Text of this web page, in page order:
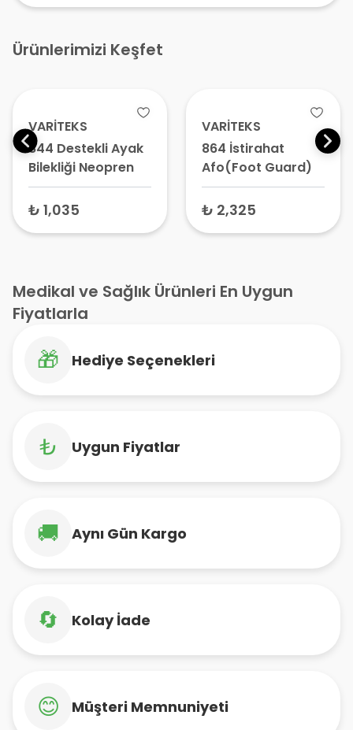
Ürünlerimizi Keşfet
VARİTEKS
844 Destekli Ayak
Bilekliği Neopren
₺ 1,035
VARİTEKS
864 İstirahat
Afo(Foot Guard)
₺ 2,325
Medikal ve Sağlık Ürünleri En Uygun
Fiyatlarla
🎁 Hediye Seçenekleri
₺ Uygun Fiyatlar
🚚 Aynı Gün Kargo
🔄 Kolay İade
😊 Müşteri Memnuniyeti